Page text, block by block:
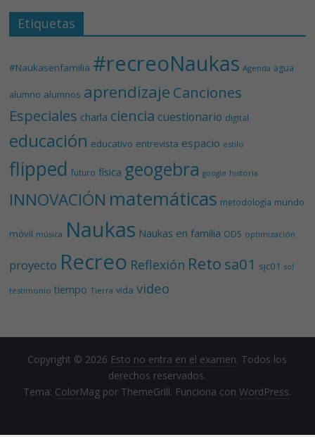
Etiquetas
#Naukasenfamilia #recreoNaukas Agenda agua
alumno alumnos aprendizaje Canciones
Especiales charla ciencia cuestionario digital
educación educativo entrevista espacio estilo
flipped futuro física geogebra google historia
INNOVACIÓN matemáticas metodología mundo
móvil música Naukas Naukas en familia ODS optimización
proyecto Recreo Reflexión Reto sa01 sjc01 sol
testimonio tiempo Tierra vida video
Copyright © 2026 Esto no entra en el examen. Todos los
derechos reservados.
Tema: ColorMag por ThemeGrill. Funciona conWordPress.